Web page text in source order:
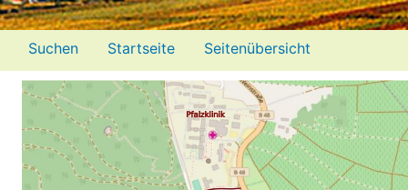
Menü2
Suchen Startseite
Seitenübersicht
Impressum
Datenschutzerklärung